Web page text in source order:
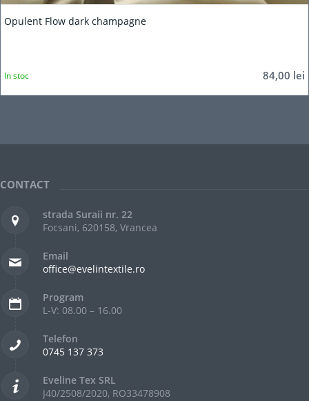
Opulent Flow dark champagne
84,00 lei
In stoc
CONTACT
strada Suraii nr. 22
Focsani, 620158, Vrancea
Email
office@evelintextile.ro
Program
L-V: 08.00 – 16.00
Telefon
0745 137 373
Eveline Tex SRL
J40/2508/2020, RO33478908